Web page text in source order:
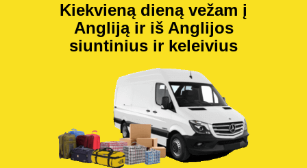
Kiekvieną dieną vežam į
Angliją ir iš Anglijos
siuntinius ir keleivius